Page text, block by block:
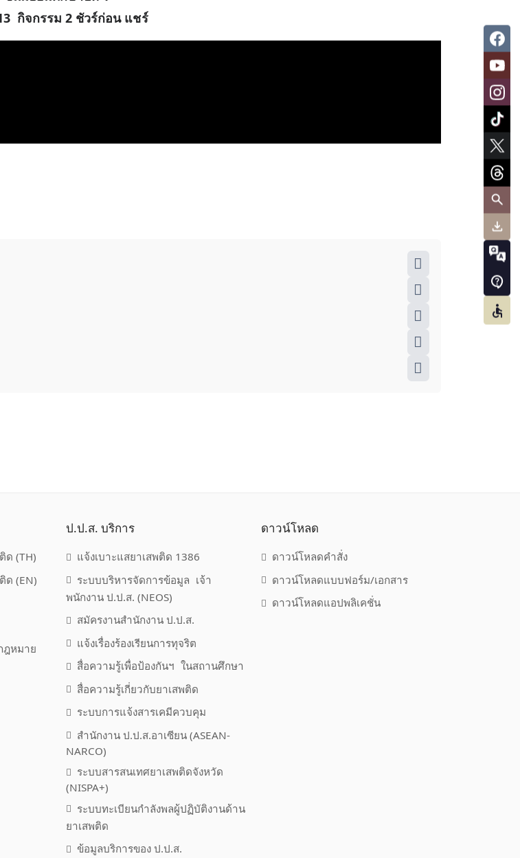
กิจกรรม 2 ชัวร์ก่อน แชร์
ด (TH)
ด (EN)
ฎหมาย
ป.ป.ส. บริการ
แจ้งเบาะแสยาเสพติด 1386
ระบบบริหารจัดการข้อมูล เจ้า
พนักงาน ป.ป.ส. (NEOS)
สมัครงานสำนักงาน ป.ป.ส.
แจ้งเรื่องร้องเรียนการทุจริต
สื่อความรู้เพื่อป้องกันฯ ในสถานศึกษา
สื่อความรู้เกี่ยวกับยาเสพติด
ระบบการแจ้งสารเคมีควบคุม
สำนักงาน ป.ป.ส.อาเซียน (ASEAN-
NARCO)
ระบบสารสนเทศยาเสพติดจังหวัด
(NISPA+)
ระบบทะเบียนกำลังพลผู้ปฏิบัติงานด้าน
ยาเสพติด
ข้อมูลบริการของ ป.ป.ส.
ดาวน์โหลด
ดาวน์โหลดคำสั่ง
ดาวน์โหลดแบบฟอร์ม/เอกสาร
ดาวน์โหลดแอปพลิเคชั่น